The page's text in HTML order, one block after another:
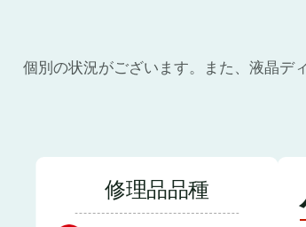
個別の状況がございます。また、液晶デ
修理品品種